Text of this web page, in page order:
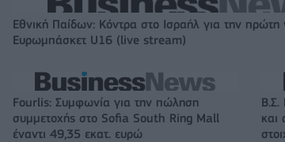
Εθνική Παίδων: Κόντρα στο Ισραήλ για την πρώτη
Ευρωμπάσκετ U16 (live stream)
Fourlis: Συμφωνία για την πώληση
συμμετοχής στο Sofia South Ring Mall
έναντι 49,35 εκατ. ευρώ
Β.Σ.
και